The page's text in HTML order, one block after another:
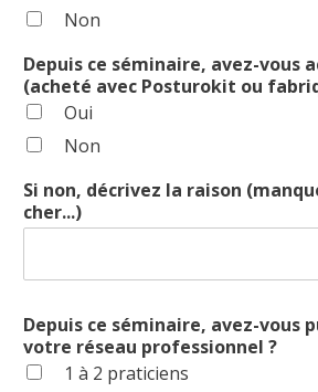
Non
Depuis ce séminaire, avez-vous
(acheté avec Posturokit ou
Oui
Non
Si non, décrivez la raison
cher...)
Depuis ce séminaire, avez-vous
votre réseau professionnel ?
1 à 2 praticiens